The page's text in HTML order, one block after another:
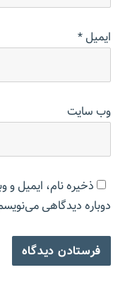
ایمیل*
وب‌ سایت
ذخیره نام، ایمیل و
دوباره دیدگاهی